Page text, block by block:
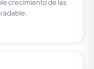
crecimiento de las